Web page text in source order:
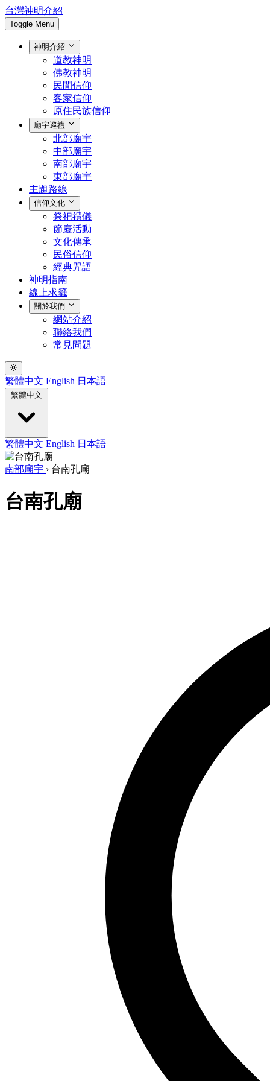
台灣神明介紹
Toggle Menu
神明介紹
道教神明
佛教神明
民間信仰
客家信仰
原住民族信仰
廟宇巡禮
北部廟宇
中部廟宇
南部廟宇
東部廟宇
主題路線
信仰文化
祭祀禮儀
節慶活動
文化傳承
民俗信仰
經典咒語
神明指南
線上求籤
關於我們
網站介紹
聯絡我們
常見問題
繁體中文 English 日本語
繁體中文
繁體中文 English 日本語
南部廟宇 › 台南孔廟
台南孔廟